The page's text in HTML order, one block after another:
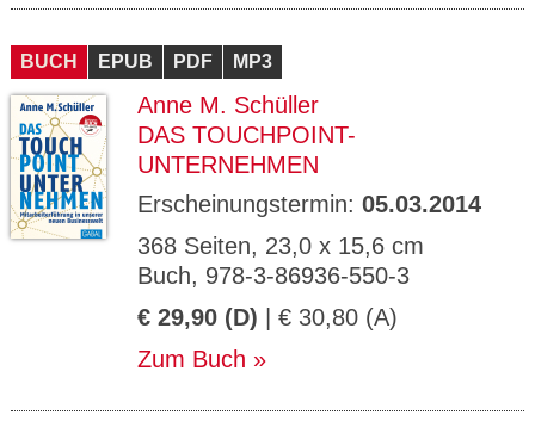
BUCH EPUB PDF MP3
Anne M. Schüller
DAS TOUCHPOINT-
UNTERNEHMEN
Erscheinungstermin: 05.03.2014
368 Seiten, 23,0 x 15,6 cm
Buch, 978-3-86936-550-3
€ 29,90 (D) | € 30,80 (A)
Zum Buch